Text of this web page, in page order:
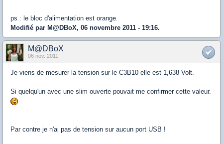
ps : le bloc d'alimentation est orange.
Modifié par M@DBoX, 06 novembre 2011 - 19:16.
M@DBoX
06 nov. 2011
Je viens de mesurer la tension sur le C3B10 elle est 1,638 Volt.
Si quelqu'un avec une slim ouverte pouvait me confirmer cette valeur.
Par contre je n'ai pas de tension sur aucun port USB !